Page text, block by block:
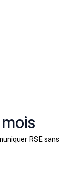
RSE sans